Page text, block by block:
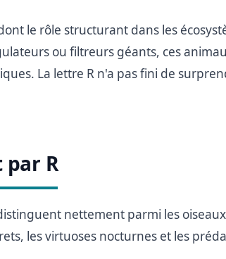
le rôle structurant dans les
ou filtreurs géants, ces
La lettre R n'a pas fini de
R
nettement parmi les
les virtuoses nocturnes et les